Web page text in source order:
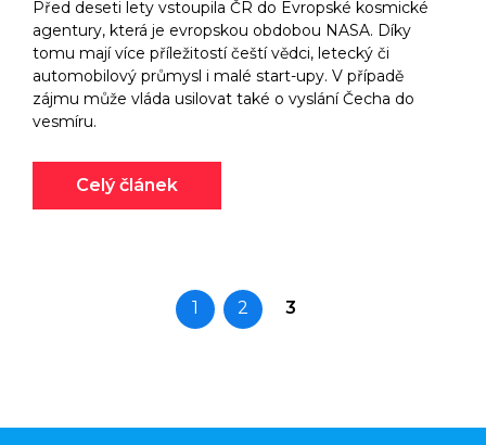
Před deseti lety vstoupila ČR do Evropské kosmické
agentury, která je evropskou obdobou NASA. Díky
tomu mají více příležitostí čeští vědci, letecký či
automobilový průmysl i malé start-upy. V případě
zájmu může vláda usilovat také o vyslání Čecha do
vesmíru.
Celý článek
1 2 3